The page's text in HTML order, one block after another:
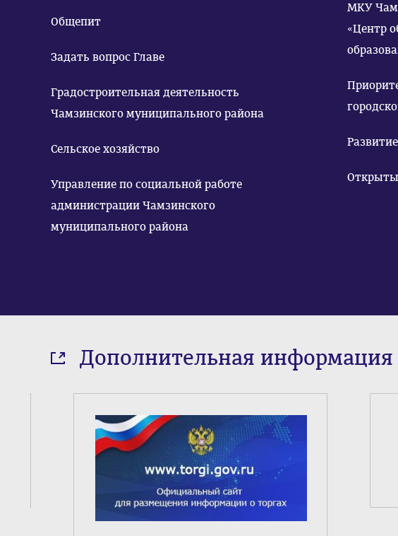
Общепит
Задать вопрос Главе
Градостроительная деятельность
Чамзинского муниципального района
Сельское хозяйство
Управление по социальной работе
администрации Чамзинского
муниципального района
МКУ
«Центр
Дополнительная информация